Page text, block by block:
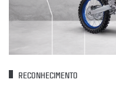
RECONHECIMENTO